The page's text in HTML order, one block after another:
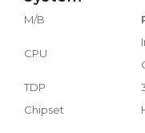
M/B
CPU
TDP
Chipset